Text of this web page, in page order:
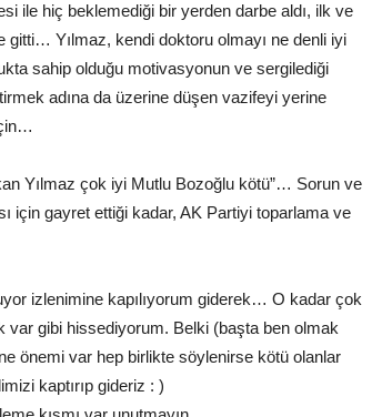
ile hiç beklemediği bir yerden darbe aldı, ilk ve
gitti… Yılmaz, kendi doktoru olmayı ne denli iyi
sahip olduğu motivasyonun ve sergilediği
adına da üzerine düşen vazifeyi yerine
Yılmaz çok iyi Mutlu Bozoğlu kötü”… Sorun ve
için gayret ettiği kadar, AK Partiyi toparlama ve
izlenimine kapılıyorum giderek… O kadar çok
var gibi hissediyorum. Belki (başta ben olmak
önemi var hep birlikte söylenirse kötü olanlar
kaptırıp gideriz : )